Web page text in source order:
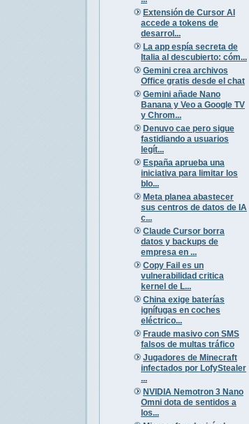
Extensión de Cursor AI
accede a tokens de
desarrol...
La app espía secreta de
Italia al descubierto: cóm...
Gemini crea archivos
Office gratis desde el chat
Gemini añade Nano
Banana y Veo a Google TV
y Chrom...
Denuvo cae pero sigue
fastidiando a usuarios
legít...
España aprueba una
iniciativa para limitar los
blo...
Meta planea abastecer
sus centros de datos de IA
c...
Claude Cursor borra
datos y backups de
empresa en ...
Copy Fail es un
vulnerabilidad critica
kernel de L...
China exige baterías
ignífugas en coches
eléctrico...
Fraude masivo con SMS
falsos de multas tráfico
Jugadores de Minecraft
infectados por LofyStealer
...
NVIDIA Nemotron 3 Nano
Omni dota de sentidos a
los...